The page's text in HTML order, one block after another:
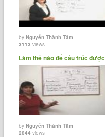
byNguyễn Thành Tâm
3113 views
Làm thế nào để cấu trúc
byNguyễn Thành Tâm
2844 views